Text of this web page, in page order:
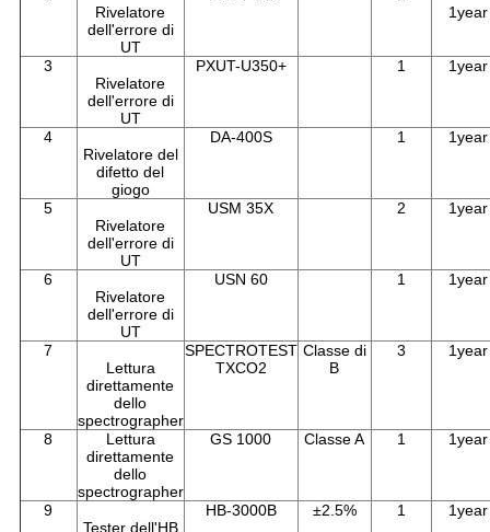
Rivelatore
dell'errore di
UT
1year
3
Rivelatore
dell'errore di
UT
PXUT-U350+ 1 1year
4
Rivelatore del
difetto del
giogo
DA-400S 1 1year
5
Rivelatore
dell'errore di
UT
USM 35X 2 1year
6
Rivelatore
dell'errore di
UT
USN 60 1 1year
7
Lettura
direttamente
dello
spectrographer
SPECTROTEST
TXCO2
Classe di
B
3 1year
8
Lettura
direttamente
dello
spectrographer
GS 1000 Classe A 1 1year
9
Tester dell'HB
HB-3000B ±2.5% 1 1year